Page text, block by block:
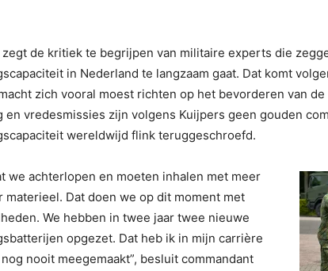
de kritiek te begrijpen van militaire experts die
in Nederland te langzaam gaat. Dat komt
zich vooral moest richten op het bevorderen van
en vredesmissies zijn volgens Kuijpers geen gouden
wereldwijd flink teruggeschroefd.
we achterlopen en moeten inhalen met meer
materieel. Dat doen we op dit moment met
We hebben in twee jaar twee nieuwe
opgezet. Dat heb ik in mijn carrière
nooit meegemaakt”, besluit commandant